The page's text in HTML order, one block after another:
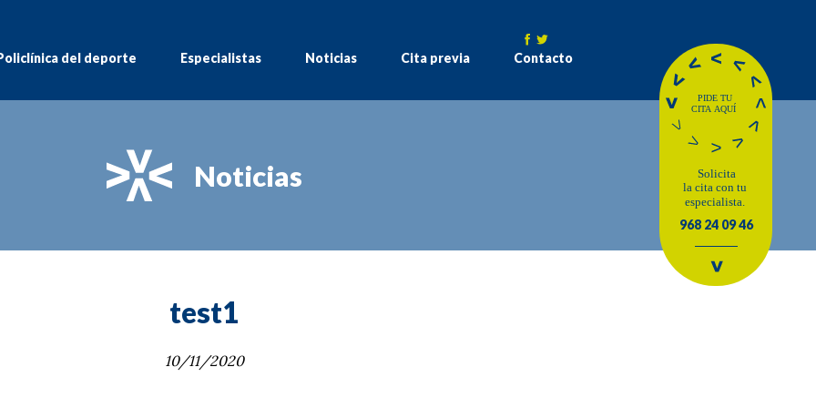
del deporte Especialistas Noticias Cita previa Contacto
968 24 09 46
Noticias
test1
10/11/2020